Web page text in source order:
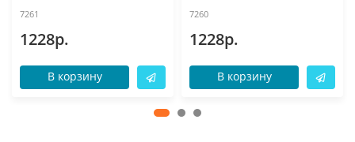
7261
1228р.
В корзину
7260
1228р.
В корзину